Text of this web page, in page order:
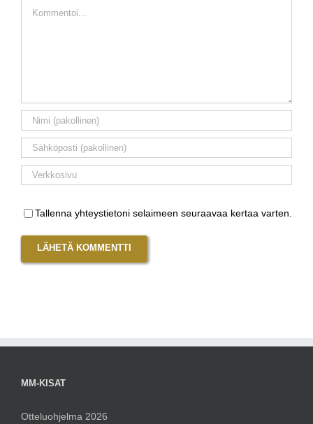
Tallenna yhteystietoni selaimeen seuraavaa kertaa varten.
MM-KISAT
Otteluohjelma 2026